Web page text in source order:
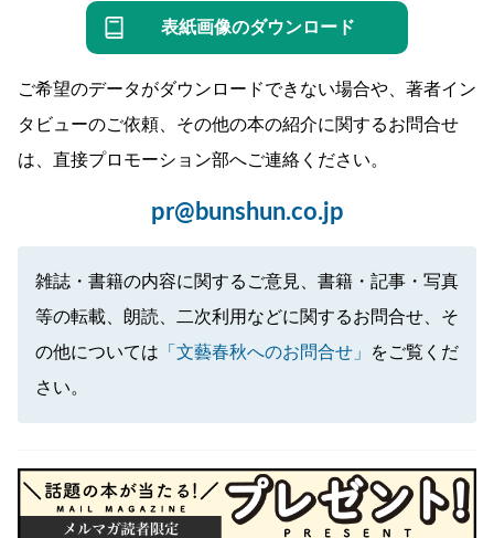
表紙画像のダウンロード
ご希望のデータがダウンロードできない場合や、著者イン
タビューのご依頼、その他の本の紹介に関するお問合せ
は、直接プロモーション部へご連絡ください。
pr@bunshun.co.jp
雑誌・書籍の内容に関するご意見、書籍・記事・写真
等の転載、朗読、二次利用などに関するお問合せ、そ
の他については 「文藝春秋へのお問合せ」
をご覧くだ
さい。